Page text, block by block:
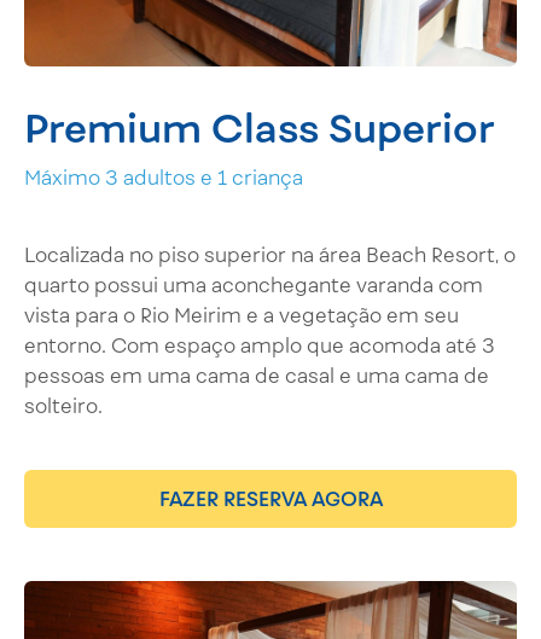
Premium Class Superior
Máximo 3 adultos e 1 criança
Localizada no piso superior na área Beach Resort, o
quarto possui uma aconchegante varanda com
vista para o Rio Meirim e a vegetação em seu
entorno. Com espaço amplo que acomoda até 3
pessoas em uma cama de casal e uma cama de
solteiro.
FAZER RESERVA AGORA